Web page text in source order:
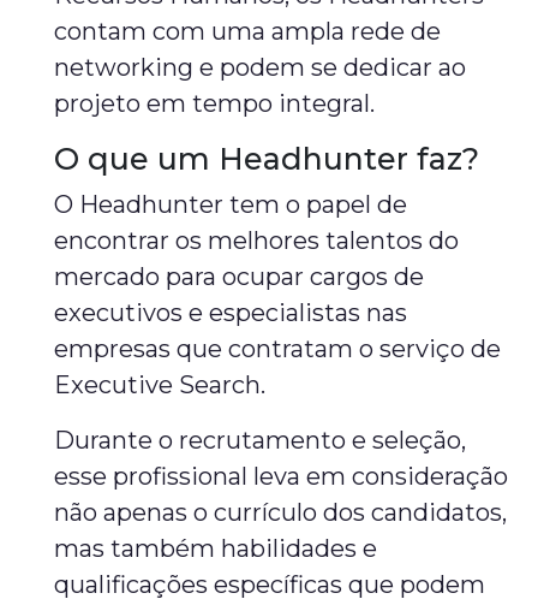
contam com uma ampla rede de
networking e podem se dedicar ao
projeto em tempo integral.
O que um Headhunter faz?
O Headhunter tem o papel de
encontrar os melhores talentos do
mercado para ocupar cargos de
executivos e especialistas nas
empresas que contratam o serviço de
Executive Search.
Durante o recrutamento e seleção,
esse profissional leva em consideração
não apenas o currículo dos candidatos,
mas também habilidades e
qualificações específicas que podem